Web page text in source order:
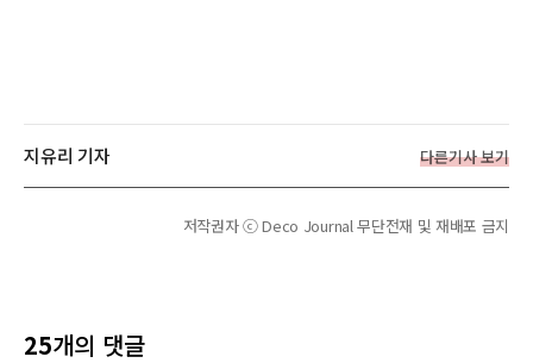
지유리 기자 다른기사 보기
저작권자 ⓒ Deco Journal 무단전재 및 재배포 금지
25개의 댓글